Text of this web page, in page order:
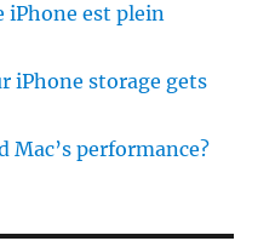
iPhone est plein
iPhone storage gets
Mac’s performance?